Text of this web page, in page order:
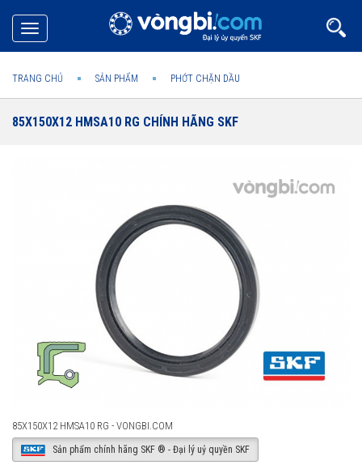
Toggle
navigation
TRANG CHỦ SẢN PHẨM PHỚT CHẶN DẦU
85X150X12 HMSA10 RG CHÍNH HÃNG SKF
85X150X12 HMSA10 RG - VONGBI.COM
Sản phẩm chính hãng SKF ® - Đại lý uỷ quyền SKF